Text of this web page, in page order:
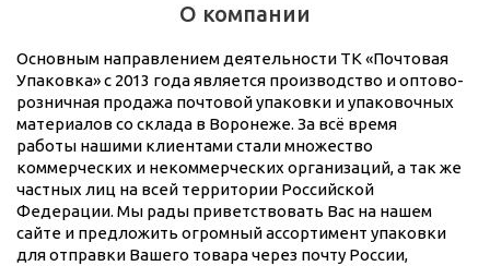
О компании
Основным направлением деятельности ТК «Почтовая
Упаковка» с 2013 года является производство и оптово-
розничная продажа почтовой упаковки и упаковочных
материалов со склада в Воронеже. За всё время
работы нашими клиентами стали множество
коммерческих и некоммерческих организаций, а так же
частных лиц на всей территории Российской
Федерации. Мы рады приветствовать Вас на нашем
сайте и предложить огромный ассортимент упаковки
для отправки Вашего товара через почту России,